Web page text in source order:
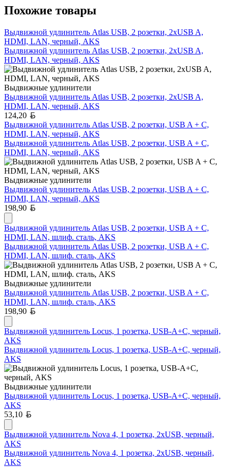
Похожие товары
Выдвижной удлинитель Atlas USB, 2 розетки, 2xUSB A,
HDMI, LAN, черный, AKS
Выдвижной удлинитель Atlas USB, 2 розетки, 2xUSB A,
HDMI, LAN, черный, AKS
Выдвижные удлинители
Выдвижной удлинитель Atlas USB, 2 розетки, 2xUSB A,
HDMI, LAN, черный, AKS
124,20
Выдвижной удлинитель Atlas USB, 2 розетки, USB A + C,
HDMI, LAN, черный, AKS
Выдвижной удлинитель Atlas USB, 2 розетки, USB A + C,
HDMI, LAN, черный, AKS
Выдвижные удлинители
Выдвижной удлинитель Atlas USB, 2 розетки, USB A + C,
HDMI, LAN, черный, AKS
198,90
Выдвижной удлинитель Atlas USB, 2 розетки, USB A + C,
HDMI, LAN, шлиф. сталь, AKS
Выдвижной удлинитель Atlas USB, 2 розетки, USB A + C,
HDMI, LAN, шлиф. сталь, AKS
Выдвижные удлинители
Выдвижной удлинитель Atlas USB, 2 розетки, USB A + C,
HDMI, LAN, шлиф. сталь, AKS
198,90
Выдвижной удлинитель Locus, 1 розетка, USB-A+C, черный,
AKS
Выдвижной удлинитель Locus, 1 розетка, USB-A+C, черный,
AKS
Выдвижные удлинители
Выдвижной удлинитель Locus, 1 розетка, USB-A+C, черный,
AKS
53,10
Выдвижной удлинитель Nova 4, 1 розетка, 2xUSB, черный,
AKS
Выдвижной удлинитель Nova 4, 1 розетка, 2xUSB, черный,
AKS